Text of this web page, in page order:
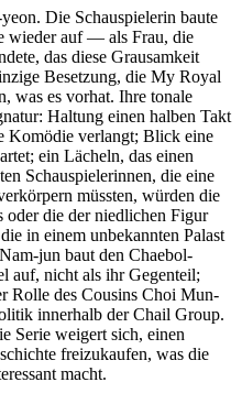
Die Schauspielerin baute
wieder auf — als Frau, die
das diese Grausamkeit
Besetzung, die My Royal
was es vorhat. Ihre tonale
Haltung einen halben Takt
Komödie verlangt; Blick eine
ein Lächeln, das einen
Schauspielerinnen, die eine
müssten, würden die
oder die der niedlichen Figur
in einem unbekannten Palast
jun baut den Chaebol-
auf, nicht als ihr Gegenteil;
Rolle des Cousins Choi Mun-
innerhalb der Chail Group.
Serie weigert sich, einen
freizukaufen, was die
macht.